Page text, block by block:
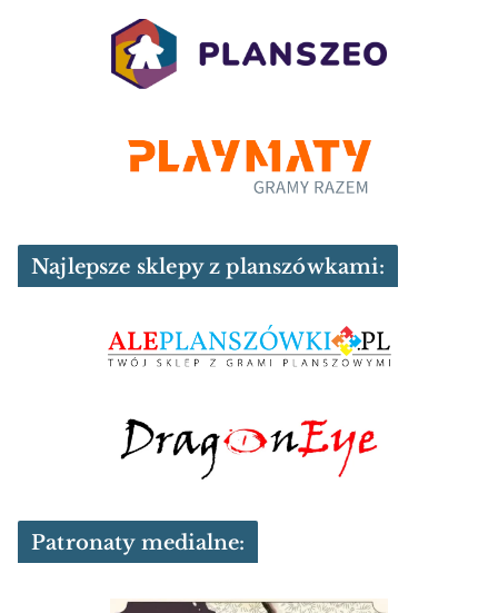
Najlepsze sklepy z planszówkami:
Patronaty medialne: